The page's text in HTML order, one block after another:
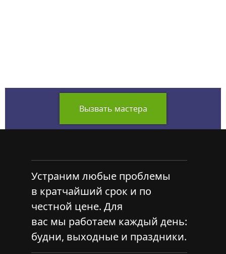
Вызвать мастера
Устраним любые проблемы
в кратчайший срок и по
честной цене. Для
вас мы работаем каждый день:
будни, выходные и праздники.